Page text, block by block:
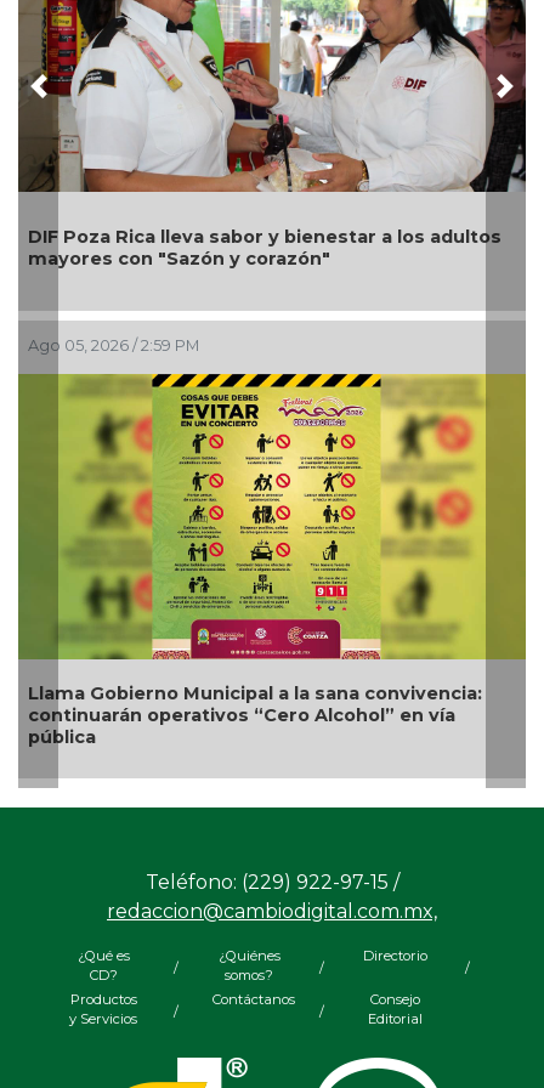
sabor y bienestar a los adultos
y corazón"
a la sana convivencia:
“Cero Alcohol” en vía
Una silla de ruedas,
Alondra: Pedro
Nueva oferta
competitividad
Previous
Teléfono: (229) 922-97-15 /
redaccion@cambiodigital.com.mx,
¿Qué es
CD?
/
¿Quiénes
somos?
/
Directorio
/
Productos
y Servicios
/
Contáctanos
/
Consejo
Editorial